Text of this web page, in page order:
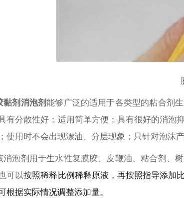
黏剂 消泡剂能够广泛的适用于各类型的粘合剂
有分散性好；适用简单方便；具有很好的消泡
使用时不会出现漂油、分层现象；只针对泡沫
消泡剂用于生水性复膜胶、皮鞭油、粘合剂、
可以按照稀释比例稀释原液，再按照指导添加
根据实际情况调整添加量。